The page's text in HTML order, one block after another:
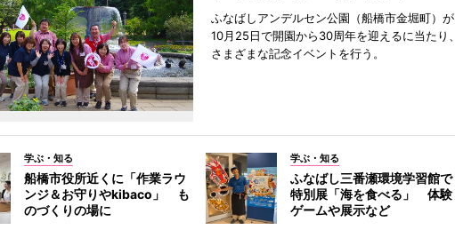
ふなばしアンデルセン公園（船橋市金堀町）が
10月25日で開園から30周年を迎えるに当たり、
さまざまな記念イベントを行う。
学ぶ・知る
船橋市役所近くに「作業ラウ
ンジ＆お守りやkibaco」 も
のづくりの場に
学ぶ・知る
ふなばし三番瀬環境学習館で
特別展「海を食べる」 体験
ゲームや展示など